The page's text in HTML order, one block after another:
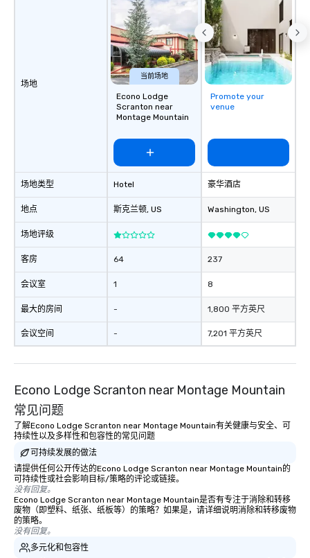
场地
场地类型
地点
场地评级
客房
会议室
最大的房间
会议空间
当前场地
Econo Lodge
Scranton near
Montage Mountain
Hotel
斯克兰顿, US
64
1
-
-
Promote your
venue
豪华酒店
Washington, US
237
8
1,800 平方英尺
7,201 平方英尺
Econo Lodge Scranton near Montage Mountain
常见问题
了解Econo Lodge Scranton near Montage Mountain有关健康与安全、可
持续性以及多样性和包容性的常见问题
可持续发展的做法
请提供任何公开传达的Econo Lodge Scranton near Montage Mountain的
可持续性或社会影响目标/策略的评论或链接。
没有回复。
Econo Lodge Scranton near Montage Mountain是否有专注于消除和转移
废物（即塑料、纸张、纸板等）的策略？如果是，请详细说明消除和转移废物
的策略。
没有回复。
多元化和包容性